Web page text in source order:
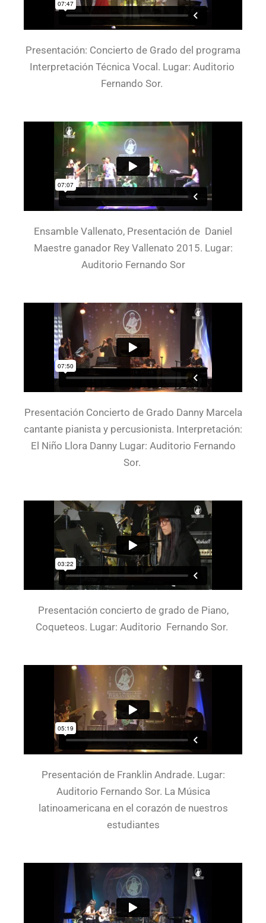
Presentación: Concierto de Grado del programa
Interpretación Técnica Vocal. Lugar: Auditorio
Fernando Sor.
Ensamble Vallenato, Presentación de Daniel
Maestre ganador Rey Vallenato 2015. Lugar:
Auditorio Fernando Sor
Presentación Concierto de Grado Danny Marcela
cantante pianista y percusionista. Interpretación:
El Niño Llora Danny Lugar: Auditorio Fernando
Sor.
Presentación concierto de grado de Piano,
Coqueteos. Lugar: Auditorio Fernando Sor.
Presentación de Franklin Andrade. Lugar:
Auditorio Fernando Sor. La Música
latinoamericana en el corazón de nuestros
estudiantes